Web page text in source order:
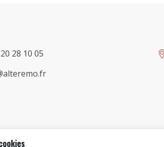
28 10 05
Alter Emo